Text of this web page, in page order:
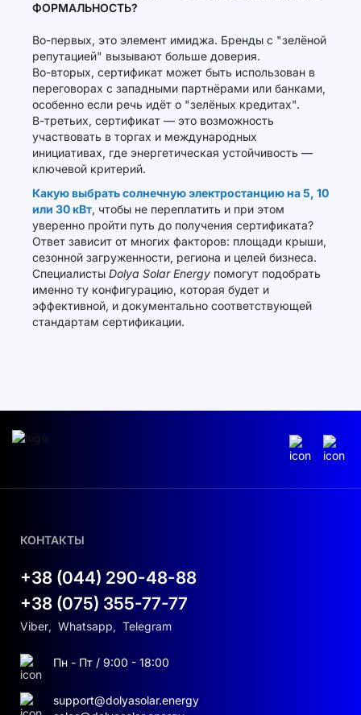
ФОРМАЛЬНОСТЬ?
Во-первых, это элемент имиджа. Бренды с "зелёной
репутацией" вызывают больше доверия.
Во-вторых, сертификат может быть использован в
переговорах с западными партнёрами или банками,
особенно если речь идёт о "зелёных кредитах".
В-третьих, сертификат — это возможность
участвовать в торгах и международных
инициативах, где энергетическая устойчивость —
ключевой критерий.
Какую выбрать солнечную электростанцию на 5, 10
или 30 кВт, чтобы не переплатить и при этом
уверенно пройти путь до получения сертификата?
Ответ зависит от многих факторов: площади крыши,
сезонной загруженности, региона и целей бизнеса.
Специалисты Dolya Solar Energy помогут подобрать
именно ту конфигурацию, которая будет и
эффективной, и документально соответствующей
стандартам сертификации.
КОНТАКТЫ
+38 (044) 290-48-88
+38 (075) 355-77-77
Viber, Whatsapp, Telegram
Пн - Пт / 9:00 - 18:00
support@dolyasolar.energy